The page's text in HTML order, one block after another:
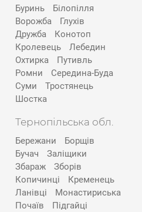
Буринь
Білопілля
Ворожба
Глухів
Дружба
Конотоп
Кролевець
Лебедин
Охтирка
Путивль
Ромни
Середина-Буда
Суми
Тростянець
Шостка
Тернопільська обл.
Бережани
Борщів
Бучач
Заліщики
Збараж
Зборів
Копичинці
Кременець
Ланівці
Монастириська
Почаїв
Підгайці